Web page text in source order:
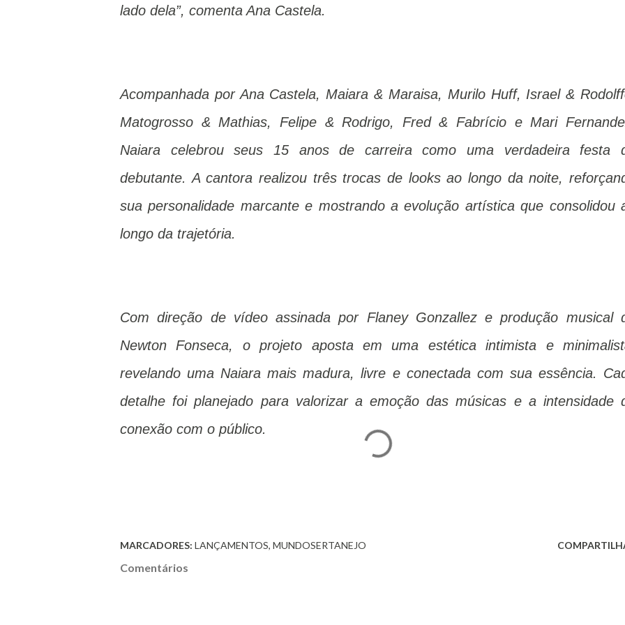
lado dela”, comenta Ana Castela.
Acompanhada por Ana Castela, Maiara & Maraisa, Murilo Huff, Israel &
Matogrosso & Mathias, Felipe & Rodrigo, Fred & Fabrício e Mari
Naiara celebrou seus 15 anos de carreira como uma verdadeira festa
debutante. A cantora realizou três trocas de looks ao longo da noite,
sua personalidade marcante e mostrando a evolução artística que consolidou
longo da trajetória.
Com direção de vídeo assinada por Flaney Gonzallez e produção musical
Newton Fonseca, o projeto aposta em uma estética intimista e
revelando uma Naiara mais madura, livre e conectada com sua essência.
detalhe foi planejado para valorizar a emoção das músicas e a intensidade
conexão com o público.
MARCADORES: LANÇAMENTOS MUNDOSERTANEJO
Comentários